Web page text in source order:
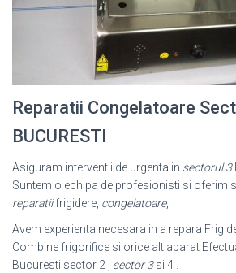
Reparatii Congelatoare
BUCURESTI
Asiguram interventii de urgenta in sectorul 3
Suntem o echipa de profesionisti si oferim
reparatiifrigidere, congelatoare,
Avem experienta necesara in a repara
Combine frigorifice si orice alt aparat
Bucuresti sector 2 , sector 3si 4 .